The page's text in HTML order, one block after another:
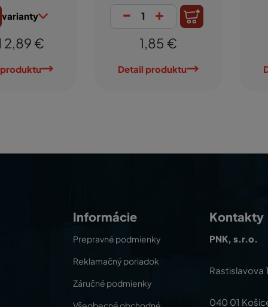
varianty
2,89 €
- +
1,85 €
Detail produktu
Informácie
Prepravné podmienky
Reklamačný poriadok
Záručné podmienky
Kontakty
PNK, s.r.o.
Rastislavova
040 01